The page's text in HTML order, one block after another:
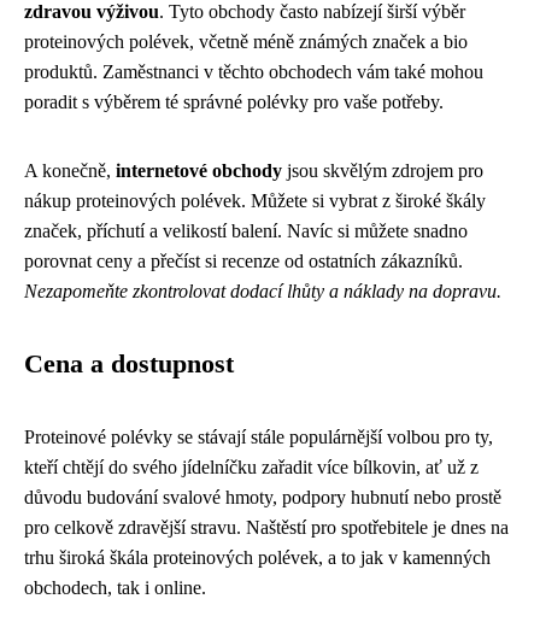
zdravou výživou. Tyto obchody často nabízejí širší výběr
proteinových polévek, včetně méně známých značek a bio
produktů. Zaměstnanci v těchto obchodech vám také mohou
poradit s výběrem té správné polévky pro vaše potřeby.
A konečně, internetové obchody jsou skvělým zdrojem pro
nákup proteinových polévek. Můžete si vybrat z široké škály
značek, příchutí a velikostí balení. Navíc si můžete snadno
porovnat ceny a přečíst si recenze od ostatních zákazníků.
Nezapomeňte zkontrolovat dodací lhůty a náklady na dopravu.
Cena a dostupnost
Proteinové polévky se stávají stále populárnější volbou pro ty,
kteří chtějí do svého jídelníčku zařadit více bílkovin, ať už z
důvodu budování svalové hmoty, podpory hubnutí nebo prostě
pro celkově zdravější stravu. Naštěstí pro spotřebitele je dnes na
trhu široká škála proteinových polévek, a to jak v kamenných
obchodech, tak i online.